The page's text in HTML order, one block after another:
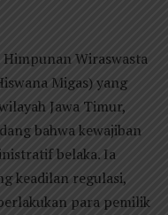
Wiraswasta
Migas) yang
Jawa Timur,
bahwa kewajiban
belaka. Ia
keadilan regulasi,
para pemilik